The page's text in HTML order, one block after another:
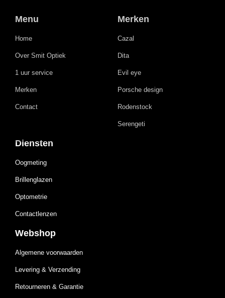
Menu
Home
Over Smit Optiek
1 uur service
Merken
Contact
Merken
Cazal
Dita
Evil eye
Porsche design
Rodenstock
Serengeti
Diensten
Oogmeting
Brillenglazen
Optometrie
Contactlenzen
Webshop
Algemene voorwaarden
Levering & Verzending
Retourneren & Garantie